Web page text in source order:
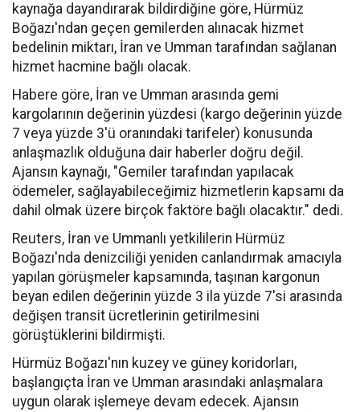
kaynağa dayandırarak bildirdiğine göre, Hürmüz
Boğazı'ndan geçen gemilerden alınacak hizmet
bedelinin miktarı, İran ve Umman tarafından sağlanan
hizmet hacmine bağlı olacak.
Habere göre, İran ve Umman arasında gemi
kargolarının değerinin yüzdesi (kargo değerinin yüzde
7 veya yüzde 3'ü oranındaki tarifeler) konusunda
anlaşmazlık olduğuna dair haberler doğru değil.
Ajansın kaynağı, "Gemiler tarafından yapılacak
ödemeler, sağlayabileceğimiz hizmetlerin kapsamı da
dahil olmak üzere birçok faktöre bağlı olacaktır." dedi.
Reuters, İran ve Ummanlı yetkililerin Hürmüz
Boğazı'nda denizciliği yeniden canlandırmak amacıyla
yapılan görüşmeler kapsamında, taşınan kargonun
beyan edilen değerinin yüzde 3 ila yüzde 7'si arasında
değişen transit ücretlerinin getirilmesini
görüştüklerini bildirmişti.
Hürmüz Boğazı'nın kuzey ve güney koridorları,
başlangıçta İran ve Umman arasındaki anlaşmalara
uygun olarak işlemeye devam edecek. Ajansın